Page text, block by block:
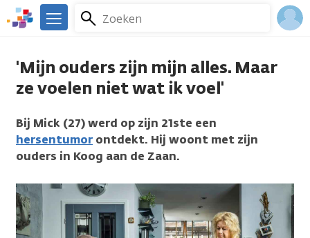
Overslaan
en
inhoud
gaan
We
er
voor
je.
Zoeken
Menu
'Mijn ouders zijn mijn alles. Maar
ze voelen niet wat ik voel'
Bij Mick (27) werd op zijn 21ste een
hersentumor ontdekt. Hij woont met zijn
ouders in Koog aan de Zaan.